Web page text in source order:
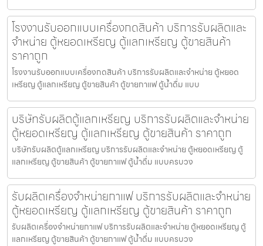
โรงงานรับออกแบบเครื่องกดสินค้า บริการรับผลิตและ
จำหน่าย ตู้หยอดเหรียญ ตู้แลกเหรียญ ตู้ขายสินค้า
ราคาถูก
โรงงานรับออกแบบเครื่องกดสินค้า บริการรับผลิตและจำหน่าย ตู้หยอด
เหรียญ ตู้แลกเหรียญ ตู้ขายสินค้า ตู้ขายกาแฟ ตู้น้ำดื่ม แบบ
บริษัทรับผลิตตู้แลกเหรียญ บริการรับผลิตและจำหน่าย
ตู้หยอดเหรียญ ตู้แลกเหรียญ ตู้ขายสินค้า ราคาถูก
บริษัทรับผลิตตู้แลกเหรียญ บริการรับผลิตและจำหน่าย ตู้หยอดเหรียญ ตู้
แลกเหรียญ ตู้ขายสินค้า ตู้ขายกาแฟ ตู้น้ำดื่ม แบบครบวง
รับผลิตเครื่องจำหน่ายกาแฟ บริการรับผลิตและจำหน่าย
ตู้หยอดเหรียญ ตู้แลกเหรียญ ตู้ขายสินค้า ราคาถูก
รับผลิตเครื่องจำหน่ายกาแฟ บริการรับผลิตและจำหน่าย ตู้หยอดเหรียญ ตู้
แลกเหรียญ ตู้ขายสินค้า ตู้ขายกาแฟ ตู้น้ำดื่ม แบบครบวง